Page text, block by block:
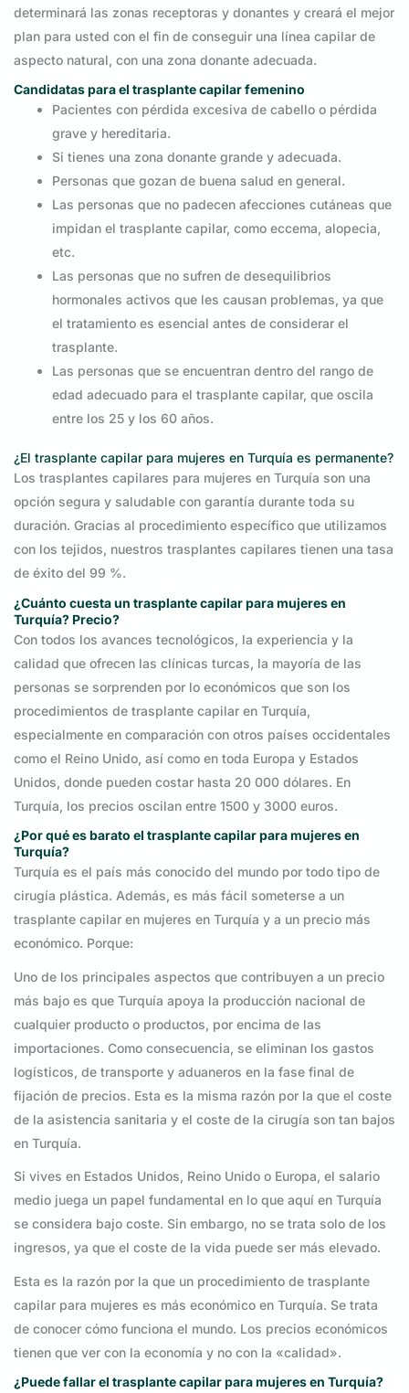
determinará las zonas receptoras y donantes y creará el mejor
plan para usted con el fin de conseguir una línea capilar de
aspecto natural, con una zona donante adecuada.
Candidatas para el trasplante capilar femenino
Pacientes con pérdida excesiva de cabello o pérdida
grave y hereditaria.
Si tienes una zona donante grande y adecuada.
Personas que gozan de buena salud en general.
Las personas que no padecen afecciones cutáneas que
impidan el trasplante capilar, como eccema, alopecia,
etc.
Las personas que no sufren de desequilibrios
hormonales activos que les causan problemas, ya que
el tratamiento es esencial antes de considerar el
trasplante.
Las personas que se encuentran dentro del rango de
edad adecuado para el trasplante capilar, que oscila
entre los 25 y los 60 años.
¿El trasplante capilar para mujeres en Turquía es permanente?
Los trasplantes capilares para mujeres en Turquía son una
opción segura y saludable con garantía durante toda su
duración. Gracias al procedimiento específico que utilizamos
con los tejidos, nuestros trasplantes capilares tienen una tasa
de éxito del 99 %.
¿Cuánto cuesta un trasplante capilar para mujeres en
Turquía? Precio?
Con todos los avances tecnológicos, la experiencia y la
calidad que ofrecen las clínicas turcas, la mayoría de las
personas se sorprenden por lo económicos que son los
procedimientos de trasplante capilar en Turquía,
especialmente en comparación con otros países occidentales
como el Reino Unido, así como en toda Europa y Estados
Unidos, donde pueden costar hasta 20 000 dólares. En
Turquía, los precios oscilan entre 1500 y 3000 euros.
¿Por qué es barato el trasplante capilar para mujeres en
Turquía?
Turquía es el país más conocido del mundo por todo tipo de
cirugía plástica. Además, es más fácil someterse a un
trasplante capilar en mujeres en Turquía y a un precio más
económico. Porque:
Uno de los principales aspectos que contribuyen a un precio
más bajo es que Turquía apoya la producción nacional de
cualquier producto o productos, por encima de las
importaciones. Como consecuencia, se eliminan los gastos
logísticos, de transporte y aduaneros en la fase final de
fijación de precios. Esta es la misma razón por la que el coste
de la asistencia sanitaria y el coste de la cirugía son tan bajos
en Turquía.
Si vives en Estados Unidos, Reino Unido o Europa, el salario
medio juega un papel fundamental en lo que aquí en Turquía
se considera bajo coste. Sin embargo, no se trata solo de los
ingresos, ya que el coste de la vida puede ser más elevado.
Esta es la razón por la que un procedimiento de trasplante
capilar para mujeres es más económico en Turquía. Se trata
de conocer cómo funciona el mundo. Los precios económicos
tienen que ver con la economía y no con la «calidad».
¿Puede fallar el trasplante capilar para mujeres en Turquía?